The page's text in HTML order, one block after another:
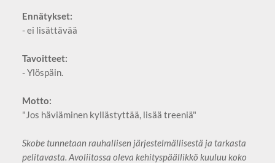
Ennätykset:
- ei lisättävää
Tavoitteet:
- Ylöspäin.
Motto:
"Jos häviäminen kyllästyttää, lisää treeniä"
Skobe tunnetaan rauhallisen järjestelmällisestä ja tarkasta
pelitavasta. Avoliitossa oleva kehityspäällikkö kuuluu koko